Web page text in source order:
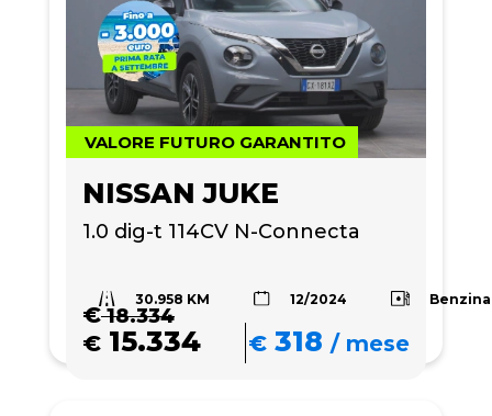
VALORE FUTURO GARANTITO
NISSAN JUKE
1.0 dig-t 114CV N-Connecta
30.958 KM 12/2024 Benzina
€18.334
€ 15.334 € 318 /mese